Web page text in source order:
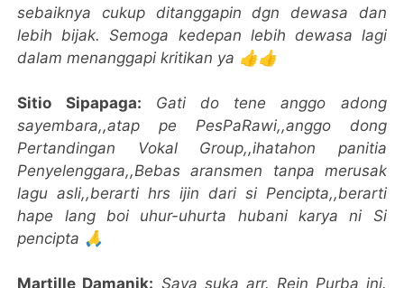
sebaiknya cukup ditanggapin dgn dewasa dan
lebih bijak. Semoga kedepan lebih dewasa lagi
dalam menanggapi kritikan ya 👍👍
Sitio Sipapaga: Gati do tene anggo adong
sayembara,,atap pe PesPaRawi,,anggo dong
Pertandingan Vokal Group,,ihatahon panitia
Penyelenggara,,Bebas aransmen tanpa merusak
lagu asli,,berarti hrs ijin dari si Pencipta,,berarti
hape lang boi uhur-uhurta hubani karya ni Si
pencipta 🙏
Martille Damanik: Saya suka arr. Rein Purba ini.